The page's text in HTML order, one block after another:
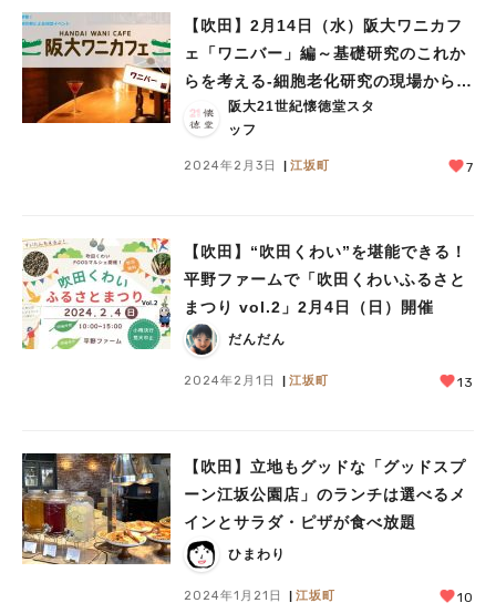
【吹田】2月14日（水）阪大ワニカフ
ェ「ワニバー」編～基礎研究のこれか
らを考える-細胞老化研究の現場から～
のご案内阪大21世紀懐徳堂スタ
ッフ
2024年2月3日 江坂町 7
【吹田】“吹田くわい”を堪能できる！
平野ファームで「吹田くわいふるさと
まつり vol.2」2月4日（日）開催
だんだん
2024年2月1日 江坂町 13
【吹田】立地もグッドな「グッドスプ
ーン江坂公園店」のランチは選べるメ
インとサラダ・ピザが食べ放題
ひまわり
2024年1月21日 江坂町 10